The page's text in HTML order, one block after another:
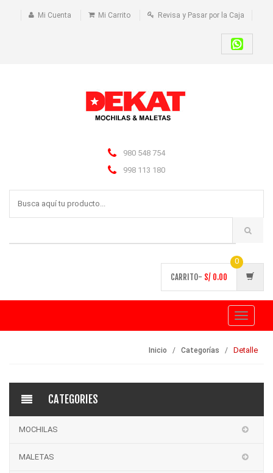
Mi Cuenta Mi Carrito Revisa y Pasar por la Caja
980 548 754
998 113 180
CARRITO- S/ 0.00
0
Toggle
Inicio Categorías Detalle
CATEGORIES
MOCHILAS
MALETAS